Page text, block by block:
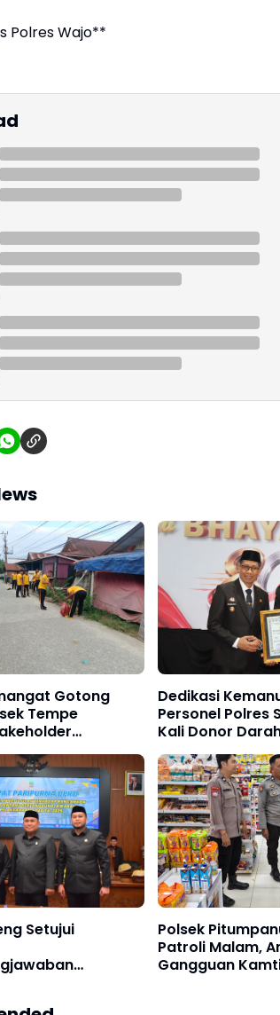
Polres Wajo**
Gotong
Tempe
Kerja Bakti di
Dedikasi
Personel Polres
Kali Donor
Penghargaan
Diusulkan
Presiden
Setujui
Polsek
Patroli Malam,
Gangguan